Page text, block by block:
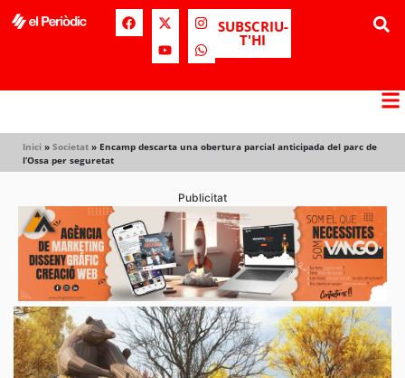
SUBSCRIU-
T'HI
Inici » Societat » Encamp descarta una obertura parcial anticipada del parc de
l’Ossa per seguretat
Publicitat